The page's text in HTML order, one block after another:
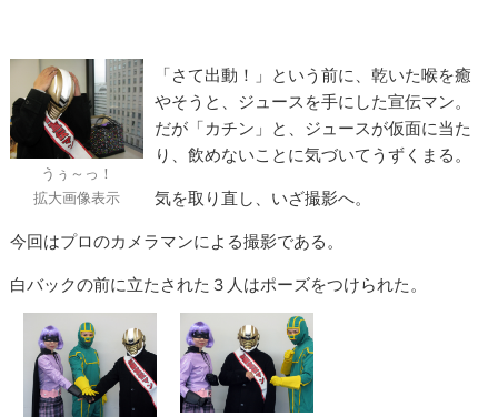
うぅ～っ！
拡大画像表示
「さて出動！」という前に、乾いた喉を癒
やそうと、ジュースを手にした宣伝マン。
だが「カチン」と、ジュースが仮面に当た
り、飲めないことに気づいてうずくまる。
気を取り直し、いざ撮影へ。
今回はプロのカメラマンによる撮影である。
白バックの前に立たされた３人はポーズをつけられた。